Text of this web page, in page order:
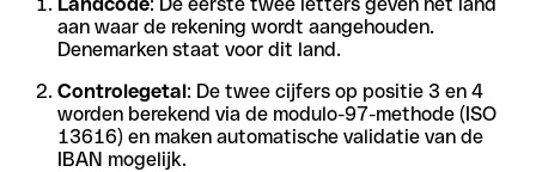
aan waar de rekening wordt aangehouden.
Denemarken staat voor dit land.
Controlegetal: De twee cijfers op positie 3 en 4
worden berekend via de modulo-97-methode (ISO
13616) en maken automatische validatie van de
IBAN mogelijk.